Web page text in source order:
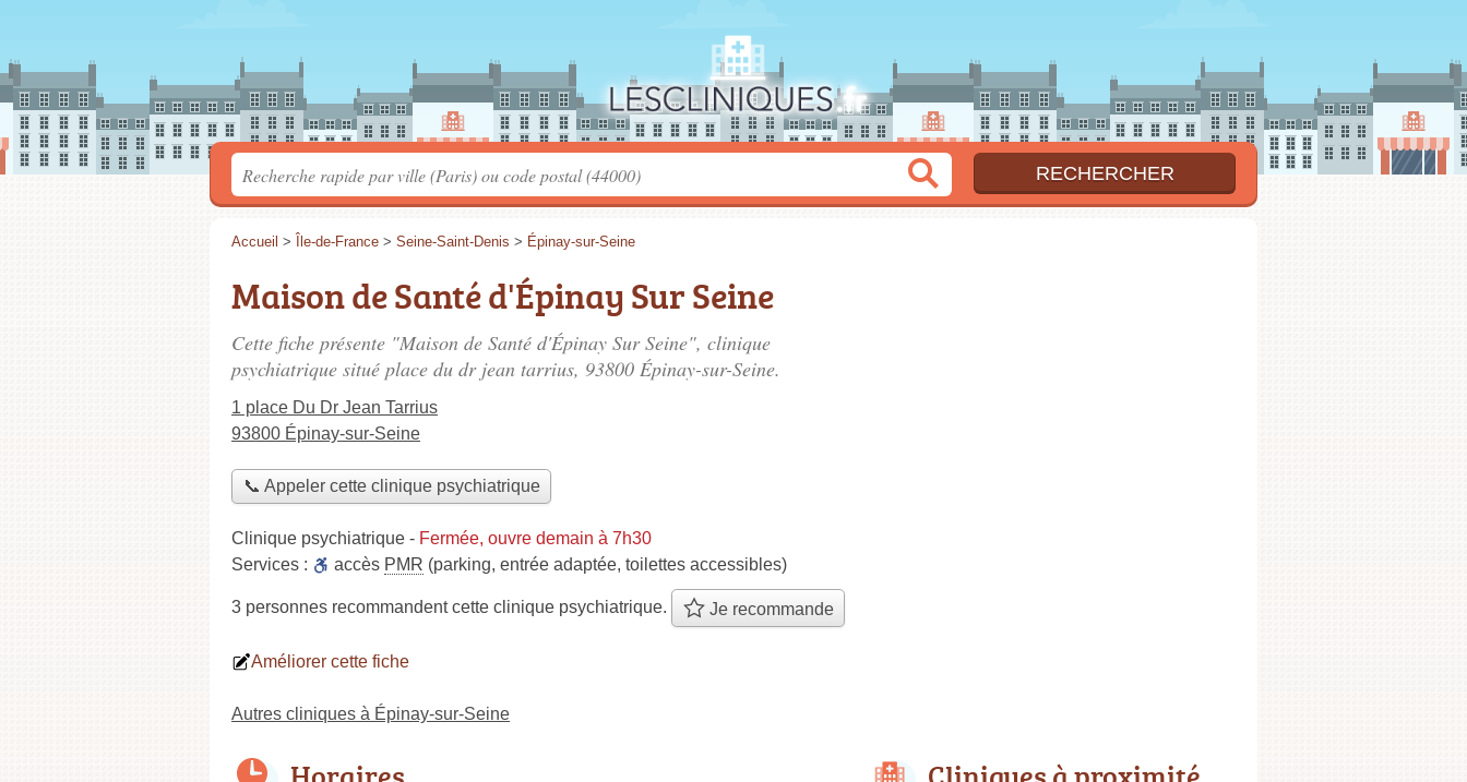
Accueil > Île-de-France > Seine-Saint-Denis > Épinay-sur-Seine
Maison de Santé d'Épinay Sur Seine
Cette fiche présente "Maison de Santé d'Épinay Sur Seine", clinique
psychiatrique situé place du dr jean tarrius, 93800 Épinay-sur-Seine.
1 place Du Dr Jean Tarrius
93800 Épinay-sur-Seine
📞 Appeler cette clinique psychiatrique
Clinique psychiatrique - Fermée, ouvre demain à 7h30
Services :
accès PMR (parking, entrée adaptée, toilettes accessibles)
3 personnes recommandentcette clinique psychiatrique. Je recommande
Améliorer cette fiche
Autres cliniques à Épinay-sur-Seine